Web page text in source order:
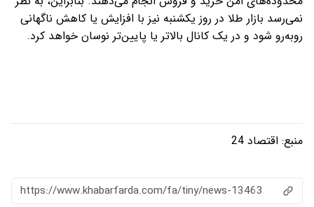
نمی‌رسد بازار طلا در روز یکشنبه نیز با افزایش یا کاهش ناگهانی
روبه‌رو شود و در یک کانال بالاتر یا پایین‌تر نوسان خواهد کرد.
منبع: اقتصاد 24
https://www.khabarfarda.com/fa/tiny/news-13463